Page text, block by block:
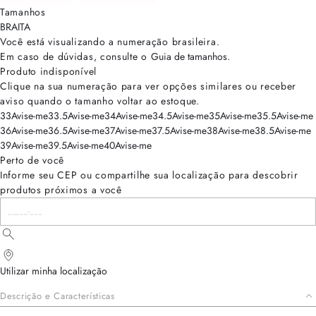
Tamanhos
BRAITA
Você está visualizando a numeração brasileira.
Em caso de dúvidas, consulte o Guia de tamanhos.
Produto indisponível
Clique na sua numeração para ver opções similares ou receber
aviso quando o tamanho voltar ao estoque.
33Avise-me33.5Avise-me34Avise-me34.5Avise-me35Avise-me35.5Avise-me
36Avise-me36.5Avise-me37Avise-me37.5Avise-me38Avise-me38.5Avise-me
39Avise-me39.5Avise-me40Avise-me
Perto de você
Informe seu CEP ou compartilhe sua localização para descobrir
produtos próximos a você
Utilizar minha localização
Descrição e Características